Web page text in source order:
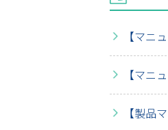
【マニ
【マニ
【製品